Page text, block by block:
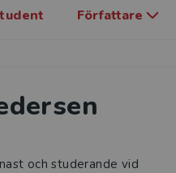
Författare
och studerande vid